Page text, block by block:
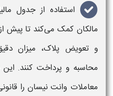
استفاده ازجدول
مالکان کمک می‌کند تا پیش از
و تعویض پلاک، میزان
محاسبه و پرداخت کنند. این
معاملات وانت نیسان را